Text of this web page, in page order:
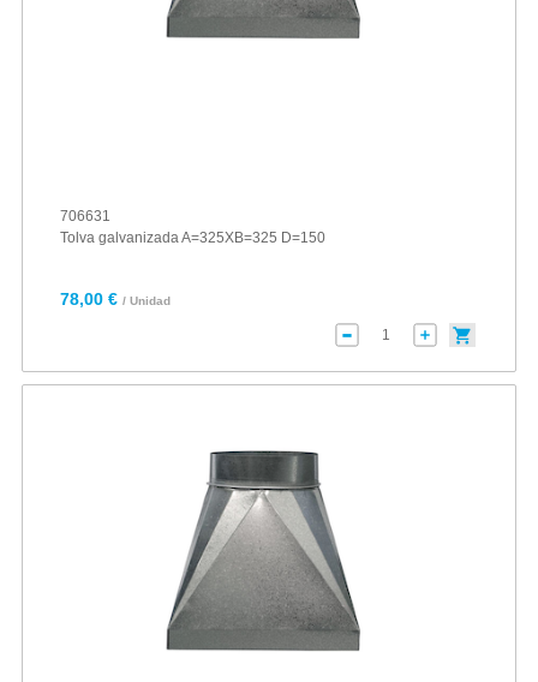
706631
Tolva galvanizada A=325XB=325 D=150
78,00 € / Unidad